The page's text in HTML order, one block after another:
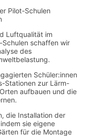
Pilot-Schulen
Luftqualität im
schaffen wir
des
Schüler:innen
Stationen zur Lärm-
aufbauen und die
die Installation der
sie eigene
für die Montage